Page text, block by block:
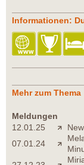
Informationen:
Mehr zum Thema
Meldungen
12.01.25
07.01.24